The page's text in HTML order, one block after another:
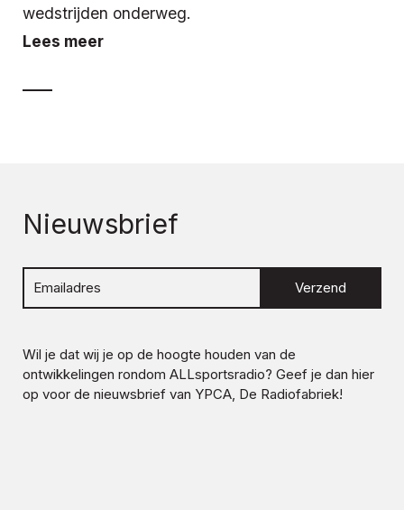
wedstrijden onderweg.
Lees meer
Nieuwsbrief
Verzend
Wil je dat wij je op de hoogte houden van de
ontwikkelingen rondom ALLsportsradio? Geef je dan hier
op voor de nieuwsbrief van YPCA, De Radiofabriek!